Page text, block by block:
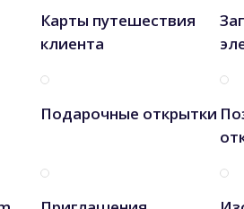
Карты путешествия
клиента
Подарочные открытки